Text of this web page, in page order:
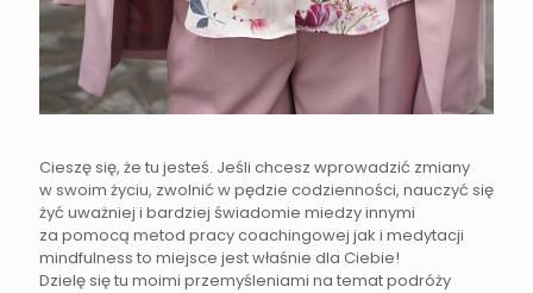
Cieszę się, że tu jesteś. Jeśli chcesz wprowadzić zmiany
w swoim życiu, zwolnić w pędzie codzienności, nauczyć się
żyć uważniej i bardziej świadomie miedzy innymi
za pomocą metod pracy coachingowej jak i medytacji
mindfulness to miejsce jest właśnie dla Ciebie!
Dzielę się tu moimi przemyśleniami na temat podróży